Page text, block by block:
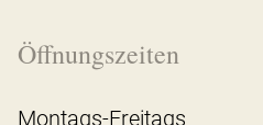
Öffnungszeiten
Montags-Freitags